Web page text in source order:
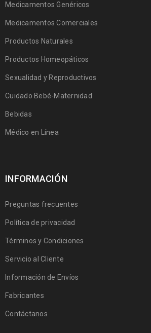
Medicamentos Genéricos
Medicamentos Comerciales
Productos Naturales
Productos Homeopáticos
Sexualidad y Reproductivos
Cuidado Bebé-Maternidad
Bebidas
Médico en Línea
INFORMACIÓN
Preguntas frecuentes
Política de privacidad
Términos y Condiciones
Servicio al Cliente
Información de Envíos
Fabricantes
Contáctanos